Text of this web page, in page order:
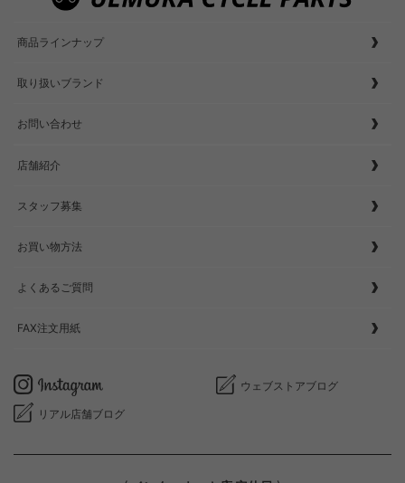
商品ラインナップ
取り扱いブランド
お問い合わせ
店舗紹介
スタッフ募集
お買い物方法
よくあるご質問
FAX注文用紙
ウェブストアブログ
リアル店舗ブログ